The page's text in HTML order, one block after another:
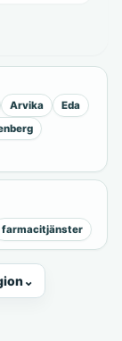
Arvika
Eda
farmacitjänster
⌄